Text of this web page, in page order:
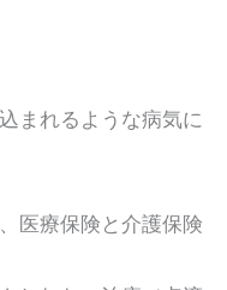
れるような病気に
医療保険と介護保険